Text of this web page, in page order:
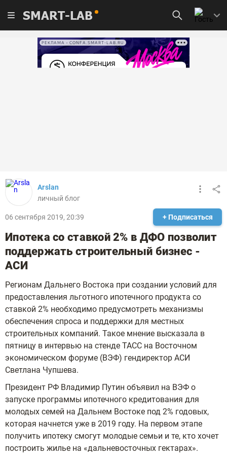
SMART-LAB
РЕКЛАМА • CONFA.SMART-LAB.RU
Arslan
личный блог
06 сентября 2019, 20:39 + Подписаться
Ипотека со ставкой 2% в ДФО позволит
поддержать строительный бизнес -
АСИ
Регионам Дальнего Востока при создании условий для
предоставления льготного ипотечного продукта со
ставкой 2% необходимо предусмотреть механизмы
обеспечения спроса и поддержки для местных
строительных компаний. Такое мнение высказала в
пятницу в интервью на стенде ТАСС на Восточном
экономическом форуме (ВЭФ) гендиректор АСИ
Светлана Чупшева.
Президент РФ Владимир Путин объявил на ВЭФ о
запуске программы ипотечного кредитования для
молодых семей на Дальнем Востоке под 2% годовых,
которая начнется уже в 2019 году. На первом этапе
получить ипотеку смогут молодые семьи и те, кто хочет
построить жилье на «дальневосточных гектарах».